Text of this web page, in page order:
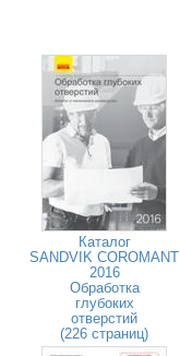
Каталог
SANDVIK COROMANT
2016
Обработка
глубоких
отверстий
(226 страниц)